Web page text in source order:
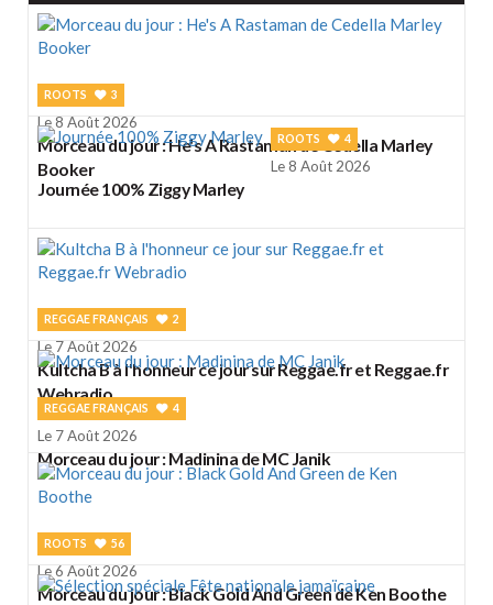
ROOTS 3
Le 8 Août 2026
Morceau du jour : He's A Rastaman de Cedella Marley
Booker
ROOTS 4
Le 8 Août 2026
Journée 100% Ziggy Marley
REGGAE FRANÇAIS 2
Le 7 Août 2026
Kultcha B à l'honneur ce jour sur Reggae.fr et Reggae.fr
Webradio
REGGAE FRANÇAIS 4
Le 7 Août 2026
Morceau du jour : Madinina de MC Janik
ROOTS 56
Le 6 Août 2026
Morceau du jour : Black Gold And Green de Ken Boothe